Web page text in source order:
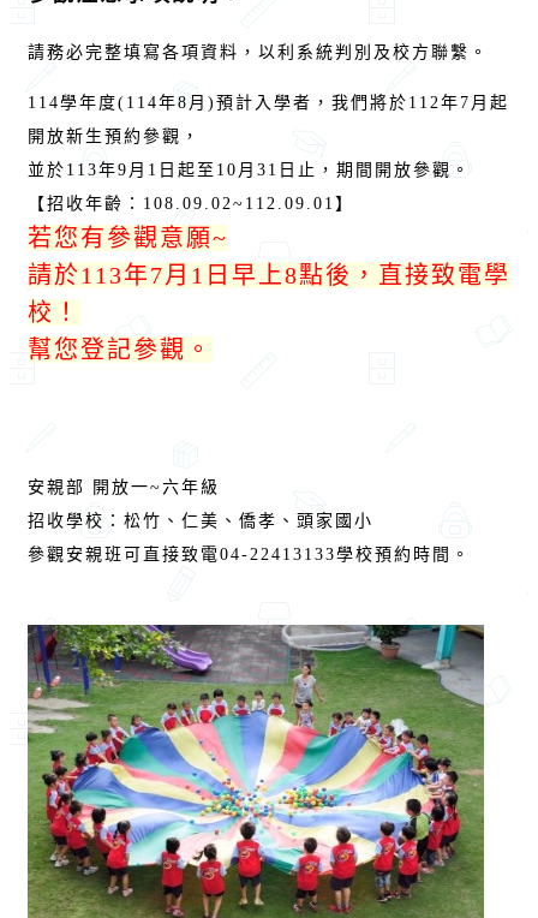
請務必完整填寫各項資料，以利系統判別及校方聯繫。
114學年度(114年8月)預計入學者，我們將於112年7月起
開放新生預約參觀，
並於113年9月1日起至10月31日止，期間開放參觀。
【招收年齡：108.09.02~112.09.01】
若您有參觀意願~
請於113年7月1日早上8點後，直接致電學
校！
幫您登記參觀。
安親部 開放一~六年級
招收學校：松竹、仁美、僑孝、頭家國小
參觀安親班可直接致電04-22413133學校預約時間。